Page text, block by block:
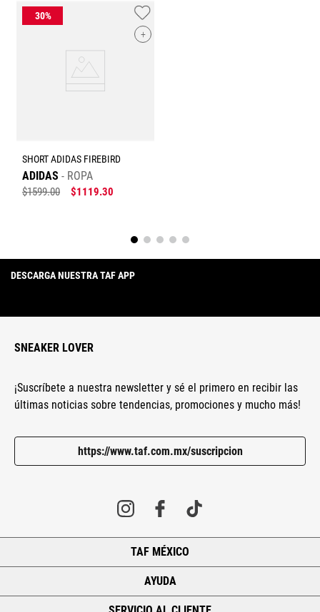
+
SHORT ADIDAS FIREBIRD
ADIDAS ROPA
$1599.00 $1119.30
DESCARGA NUESTRA TAF APP
SNEAKER LOVER
¡Suscríbete a nuestra newsletter y sé el primero en recibir las
últimas noticias sobre tendencias, promociones y mucho más!
https://www.taf.com.mx/suscripcion
TAF MÉXICO
AYUDA